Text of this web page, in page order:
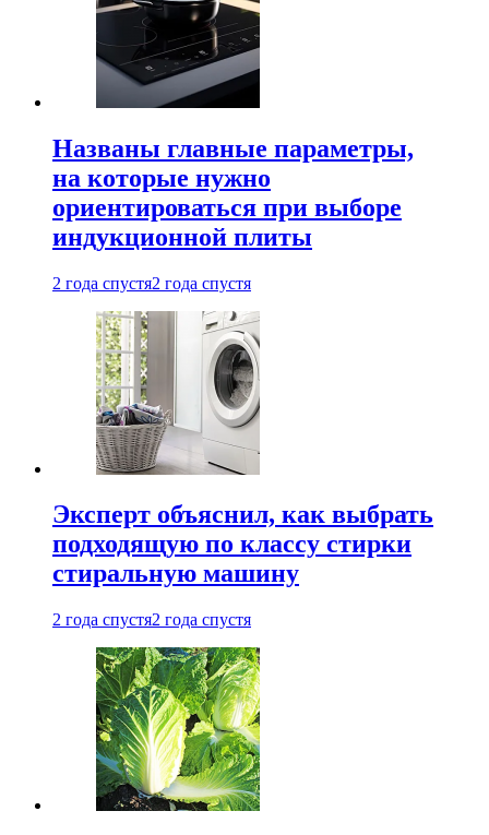
Названы главные параметры,
на которые нужно
ориентироваться при выборе
индукционной плиты
2 года спустя2 года спустя
Эксперт объяснил, как выбрать
подходящую по классу стирки
стиральную машину
2 года спустя2 года спустя